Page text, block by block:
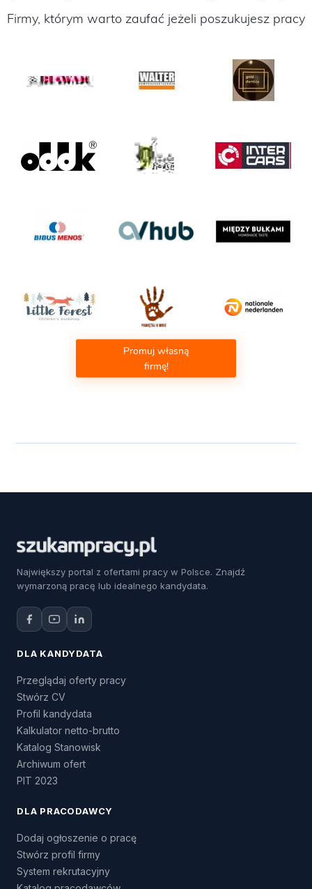
Firmy, którym warto zaufać jeżeli poszukujesz pracy
Promuj własną
firmę!
Największy portal z ofertami pracy w Polsce. Znajdź
wymarzoną pracę lub idealnego kandydata.
DLA KANDYDATA
Przeglądaj oferty pracy
Stwórz CV
Profil kandydata
Kalkulator netto-brutto
Katalog Stanowisk
Archiwum ofert
PIT 2023
DLA PRACODAWCY
Dodaj ogłoszenie o pracę
Stwórz profil firmy
System rekrutacyjny